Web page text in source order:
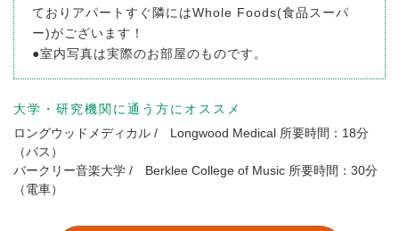
ておりアパートすぐ隣にはWhole Foods(食品スーパ
ー)がございます！
●室内写真は実際のお部屋のものです。
大学・研究機関に通う方にオススメ
ロングウッドメディカル / Longwood Medical 所要時間：18分
（バス）
バークリー音楽大学 / Berklee College of Music 所要時間：30分
（電車）